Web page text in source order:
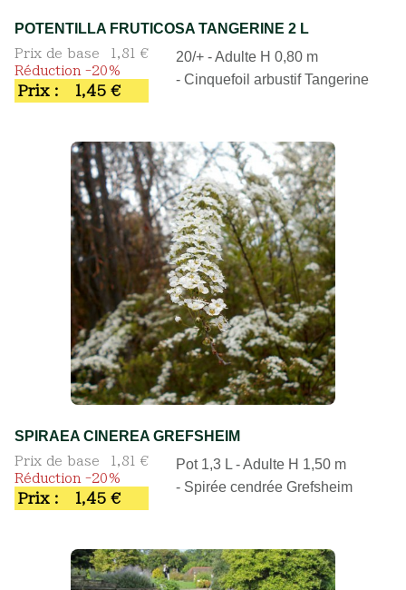
POTENTILLA FRUTICOSA TANGERINE 2 L
Prix de base
1,81 €
Réduction -20%
Prix : 1,45 €
20/+ - Adulte H 0,80 m
- Cinquefoil arbustif Tangerine
SPIRAEA CINEREA GREFSHEIM
Prix de base
1,81 €
Réduction -20%
Prix : 1,45 €
Pot 1,3 L - Adulte H 1,50 m
- Spirée cendrée Grefsheim